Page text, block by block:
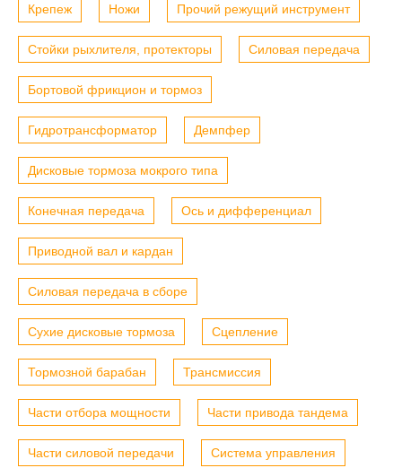
Крепеж Ножи Прочий режущий инструмент
Стойки рыхлителя, протекторы Силовая передача
Бортовой фрикцион и тормоз
Гидротрансформатор Демпфер
Дисковые тормоза мокрого типа
Конечная передача Ось и дифференциал
Приводной вал и кардан
Силовая передача в сборе
Сухие дисковые тормоза Сцепление
Тормозной барабан Трансмиссия
Части отбора мощности Части привода тандема
Части силовой передачи Система управления